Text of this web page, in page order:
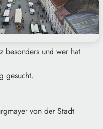
besonders und wer hat
gesucht.
von der Stadt